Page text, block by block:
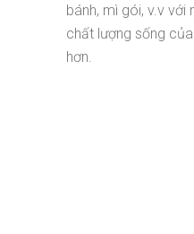
bánh, mì gói, v.v
chất lượng sống
hơn.